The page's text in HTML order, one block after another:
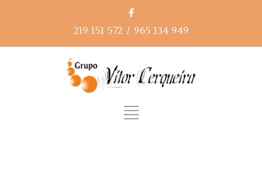
219 151 572 / 965 134 949